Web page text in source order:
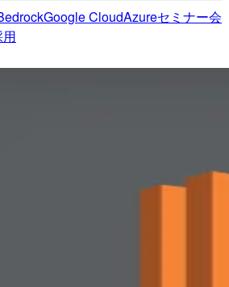
Google CloudAzureセミナー会